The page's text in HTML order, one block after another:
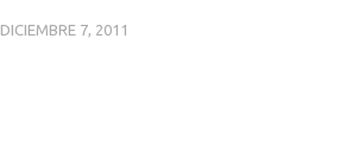
DICIEMBRE 7, 2011